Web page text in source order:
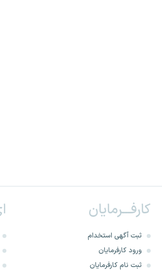
کارفـــرمایان
ثبت آگهی استخدام
ورود کارفرمایان
ثبت نام کارفرمایان